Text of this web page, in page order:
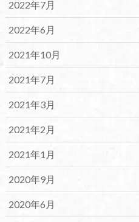
2022年7月
2022年6月
2021年10月
2021年7月
2021年3月
2021年2月
2021年1月
2020年9月
2020年6月